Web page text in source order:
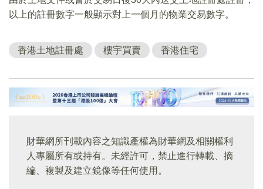
以上的註冊數字一般顯示對上一個月的物業交易數字。
香港土地註冊處 樓宇買賣 香港住宅
財華網所刊載內容之知識產權為財華網及相關權利
人專屬所有或持有。未經許可，禁止進行轉載、摘
編、複製及建立鏡像等任何使用。